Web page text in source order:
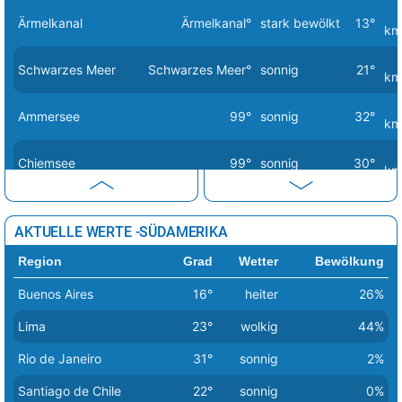
Tirana sonnig 3%
Valletta 17° sonnig 2%
Vatikan Stadt 23° sonnig 0%
Vilnius 7° leichte Schneeschauer 48%
Warschau 11°
Wien sonnig 0%
Zagreb sonnig 0%
Ärmelkanal Ärmelkanal° stark bewölkt 13°
Schwarzes Meer Schwarzes Meer° sonnig 21°
Ammersee 99° sonnig 32°
Chiemsee 99° sonnig 30°
Mecklenburgische
Seenplatte
99° wolkig 24°
Müritz 99° wolkig 23°
Ostsee Ostsee°
leichte
7°
AKTUELLE WERTE -SÜDAMERIKA
Region Grad Wetter Bewölkung
Buenos Aires 16° heiter 26%
Lima 23° wolkig 44%
Rio de Janeiro 31° sonnig 2%
Santiago de Chile 22° sonnig 0%